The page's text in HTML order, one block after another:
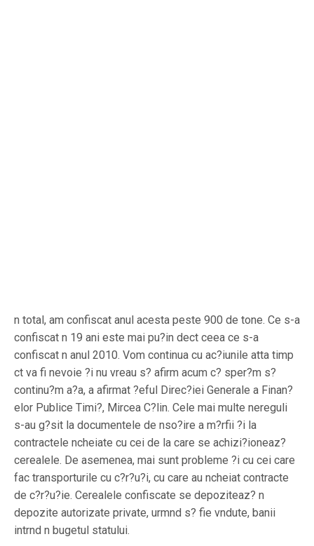
n total, am confiscat anul acesta peste 900 de tone. Ce s-a
confiscat n 19 ani este mai pu?in dect ceea ce s-a
confiscat n anul 2010. Vom continua cu ac?iunile atta timp
ct va fi nevoie ?i nu vreau s? afirm acum c? sper?m s?
continu?m a?a, a afirmat ?eful Direc?iei Generale a Finan?
elor Publice Timi?, Mircea C?lin. Cele mai multe nereguli
s-au g?sit la documentele de nso?ire a m?rfii ?i la
contractele ncheiate cu cei de la care se achizi?ioneaz?
cerealele. De asemenea, mai sunt probleme ?i cu cei care
fac transporturile cu c?r?u?i, cu care au ncheiat contracte
de c?r?u?ie. Cerealele confiscate se depoziteaz? n
depozite autorizate private, urmnd s? fie vndute, banii
intrnd n bugetul statului.